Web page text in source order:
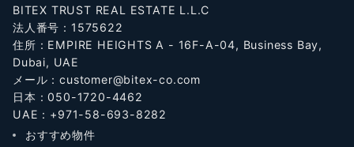
BITEX TRUST REAL ESTATE L.L.C
法人番号：1575622
住所：EMPIRE HEIGHTS A - 16F-A-04, Business Bay,
Dubai, UAE
メール：customer@bitex-co.com
日本：050-1720-4462
UAE： +971-58-693-8282‬
おすすめ物件